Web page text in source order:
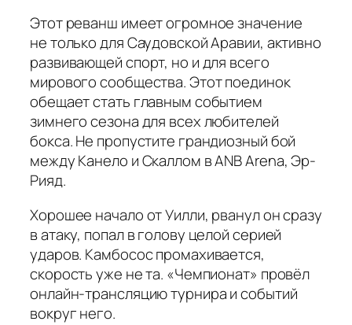
Этот реванш имеет огромное значение
не только для Саудовской Аравии, активно
развивающей спорт, но и для всего
мирового сообщества. Этот поединок
обещает стать главным событием
зимнего сезона для всех любителей
бокса. Не пропустите грандиозный бой
между Канело и Скаллом в ANB Arena, Эр-
Рияд.
Хорошее начало от Уилли, рванул он сразу
в атаку, попал в голову целой серией
ударов. Камбосос промахивается,
скорость уже не та. «Чемпионат» провёл
онлайн-трансляцию турнира и событий
вокруг него.